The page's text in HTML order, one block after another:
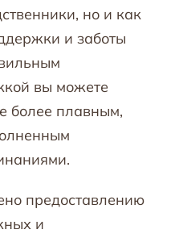
но и как
и заботы
вы можете
более плавным,
предоставлению
и